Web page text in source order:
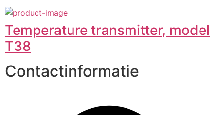
Temperature transmitter, model
T38
Contactinformatie